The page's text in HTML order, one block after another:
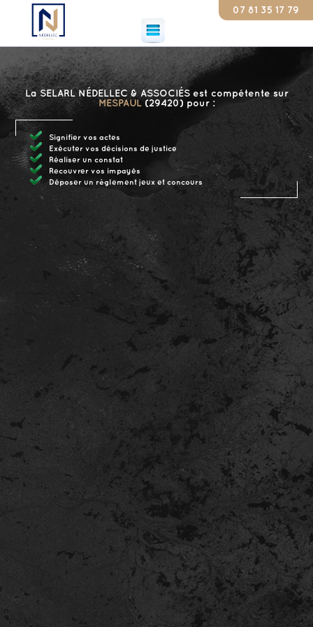
07 81 35 17 79
La SELARL NÉDELLEC & ASSOCIÉS est compétente sur
MESPAUL (29420) pour :
Signifier vos actes
Exécuter vos décisions de justice
Réaliser un constat
Recouvrer vos impayés
Déposer un règlement jeux et concours